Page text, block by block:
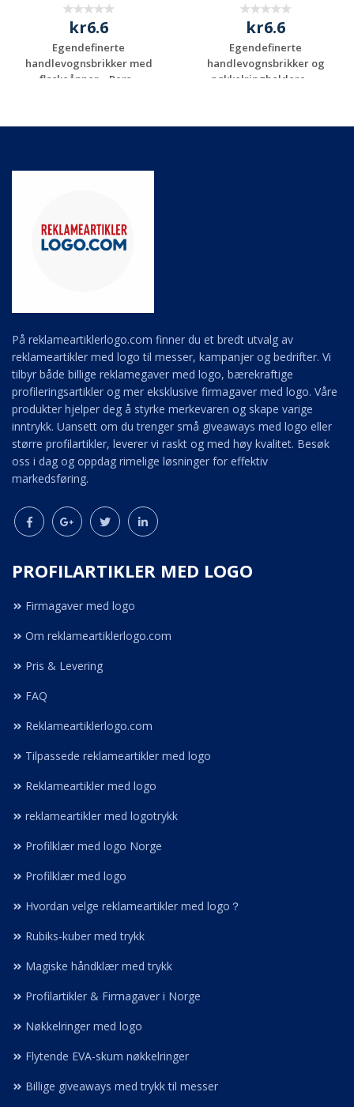
kr6.6
Egendefinerte
handlevognsbrikker med
flaskeåpner – Pers...
tilbud
kr6.6
Egendefinerte
handlevognsbrikker og
nøkkelringholdere –...
tilbud
På reklameartiklerlogo.com finner du et bredt utvalg av
reklameartikler med logo til messer, kampanjer og bedrifter. Vi
tilbyr både billige reklamegaver med logo, bærekraftige
profileringsartikler og mer eksklusive firmagaver med logo. Våre
produkter hjelper deg å styrke merkevaren og skape varige
inntrykk. Uansett om du trenger små giveaways med logo eller
større profilartikler, leverer vi raskt og med høy kvalitet. Besøk
oss i dag og oppdag rimelige løsninger for effektiv
markedsføring.
PROFILARTIKLER MED LOGO
Firmagaver med logo
Om reklameartiklerlogo.com
Pris & Levering
FAQ
Reklameartiklerlogo.com
Tilpassede reklameartikler med logo
Reklameartikler med logo
reklameartikler med logotrykk
Profilklær med logo Norge
Profilklær med logo
Hvordan velge reklameartikler med logo？
Rubiks-kuber med trykk
Magiske håndklær med trykk
Profilartikler & Firmagaver i Norge
Nøkkelringer med logo
Flytende EVA-skum nøkkelringer
Billige giveaways med trykk til messer